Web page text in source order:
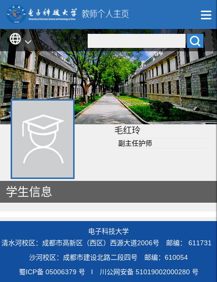
毛红玲
副主任护师
学生信息
电子科技大学
清水河校区：成都市高新区（西区）西源大道2006号 邮编： 611731
沙河校区：成都市建设北路二段四号 邮编：610054
蜀ICP备 05006379 号 I 川公网安备 51019002000280 号